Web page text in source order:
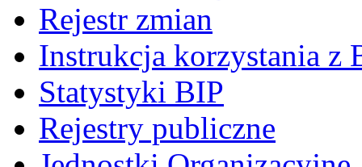
Rejestr zmian
Instrukcja korzystania z
Statystyki BIP
Rejestry publiczne